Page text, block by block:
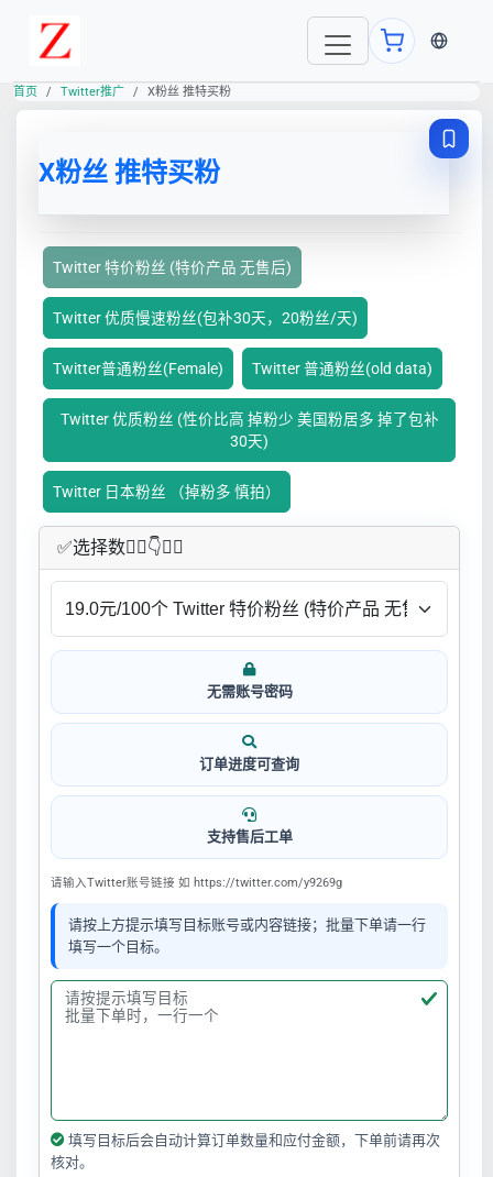
当前语
首页 Twitter推广 X粉丝 推特买粉
X粉丝 推特买粉
Twitter 特价粉丝 (特价产品 无售后)
Twitter 优质慢速粉丝(包补30天，20粉丝/天)
Twitter普通粉丝(Female) Twitter 普通粉丝(old data)
Twitter 优质粉丝 (性价比高 掉粉少 美国粉居多 掉了包补
30天)
Twitter 日本粉丝 （掉粉多 慎拍）
✅​选择数👇🏻​​👇👇🏻​​
无需账号密码
订单进度可查询
支持售后工单
请输入Twitter账号链接 如 https://twitter.com/y9269g
请按上方提示填写目标账号或内容链接；批量下单请一行
填写一个目标。
填写目标后会自动计算订单数量和应付金额，下单前请再次
核对。